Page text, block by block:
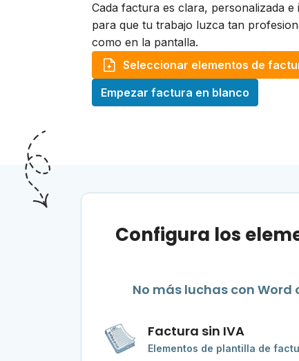
Cada factura es clara, personalizada
para que tu trabajo luzca tan
como en la pantalla.
Seleccionar elementos de
Empezar factura en blanco
Configura los
No más luchas con
Factura sin IVA
Elementos de plantilla de